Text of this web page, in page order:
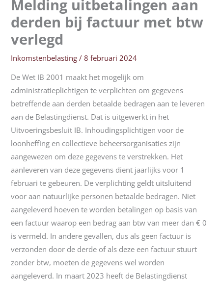
Melding uitbetalingen aan
derden bij factuur met btw
verlegd
Inkomstenbelasting /8 februari 2024
De Wet IB 2001 maakt het mogelijk om
administratieplichtigen te verplichten om gegevens
betreffende aan derden betaalde bedragen aan te leveren
aan de Belastingdienst. Dat is uitgewerkt in het
Uitvoeringsbesluit IB. Inhoudingsplichtigen voor de
loonheffing en collectieve beheersorganisaties zijn
aangewezen om deze gegevens te verstrekken. Het
aanleveren van deze gegevens dient jaarlijks voor 1
februari te gebeuren. De verplichting geldt uitsluitend
voor aan natuurlijke personen betaalde bedragen. Niet
aangeleverd hoeven te worden betalingen op basis van
een factuur waarop een bedrag aan btw van meer dan € 0
is vermeld. In andere gevallen, dus als geen factuur is
verzonden door de derde of als deze een factuur stuurt
zonder btw, moeten de gegevens wel worden
aangeleverd. In maart 2023 heeft de Belastingdienst